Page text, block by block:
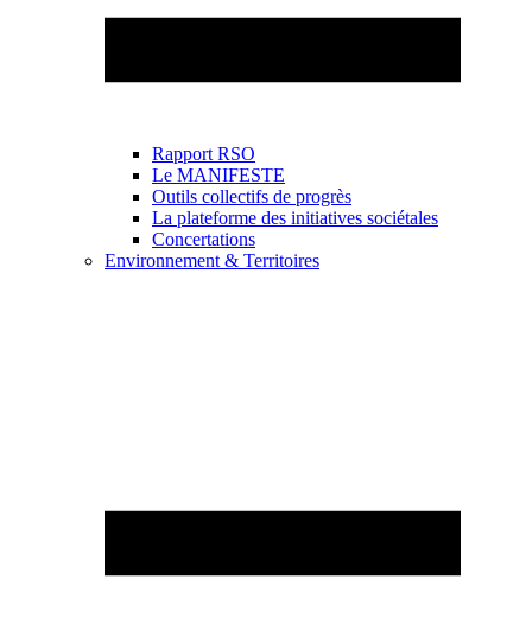
Rapport RSO
Le MANIFESTE
Outils collectifs de progrès
La plateforme des initiatives sociétales
Concertations
Environnement & Territoires